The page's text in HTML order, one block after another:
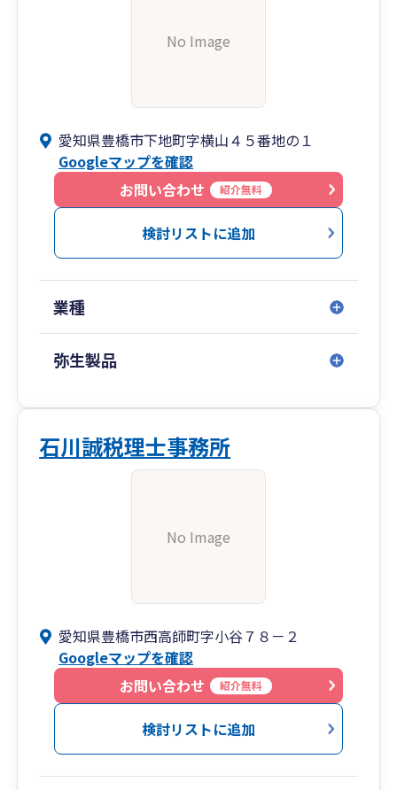
No Image
愛知県豊橋市下地町字横山４５番地の１
Googleマップを確認
お問い合わせ
紹介無料
検討リストに追加
業種
弥生製品
石川誠税理士事務所
No Image
愛知県豊橋市西高師町字小谷７８－２
Googleマップを確認
お問い合わせ
紹介無料
検討リストに追加